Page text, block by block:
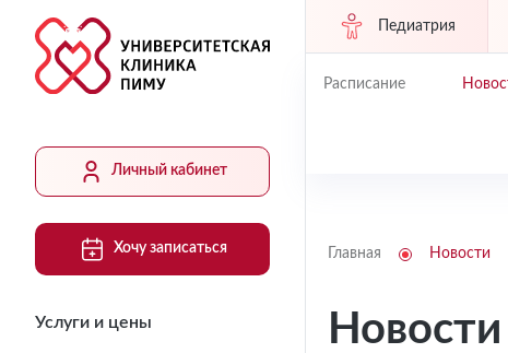
Личный кабинет
Хочу записаться
Услуги и цены
Педиатрия
Расписание
Главная Новости
Новости